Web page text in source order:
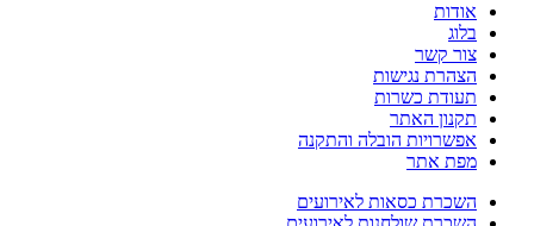
אודות
בלוג
צור קשר
הצהרת נגישות
תעודת כשרות
תקנון האתר
אפשרויות הובלה והתקנה
מפת אתר
השכרת כסאות לאירועים